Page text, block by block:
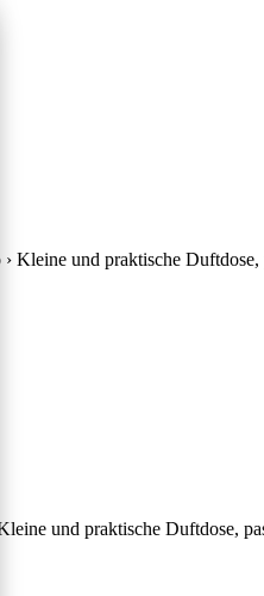
Kleine und praktische Duftdose,
und praktische Duftdose,